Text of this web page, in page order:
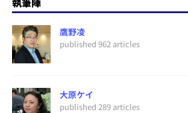
鷹野凌
published 962 articles
大原ケイ
published 289 articles